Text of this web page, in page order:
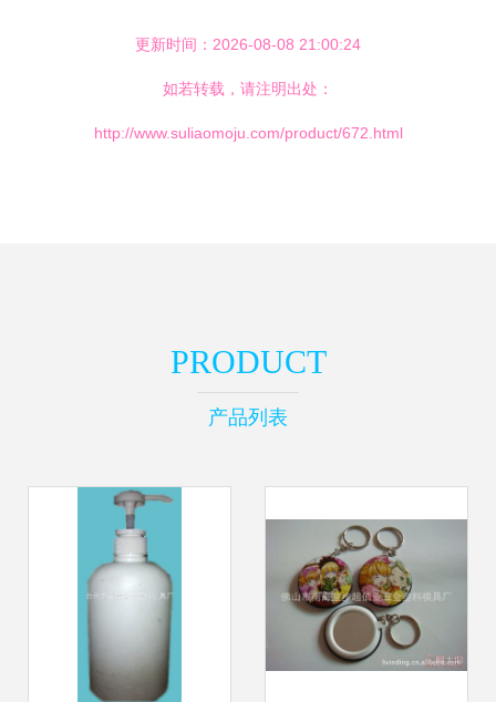
更新时间：2026-08-08 21:00:24
如若转载，请注明出处：
http://www.suliaomoju.com/product/672.html
PRODUCT
产品列表